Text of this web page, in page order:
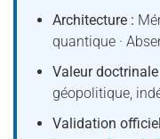
Architecture :
quantique ·
Valeur doctrinale
géopolitique,
Validation